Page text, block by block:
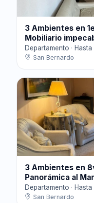
3 Ambientes en
Mobiliario
Departamento ·
San Bernardo
3 Ambientes en
Panorámica al
Departamento ·
San Bernardo